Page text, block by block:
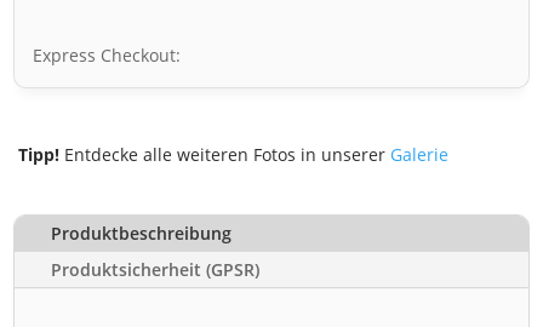
Express Checkout:
Tipp! Entdecke alle weiteren Fotos in unserer Galerie
Produktbeschreibung
Produktsicherheit (GPSR)